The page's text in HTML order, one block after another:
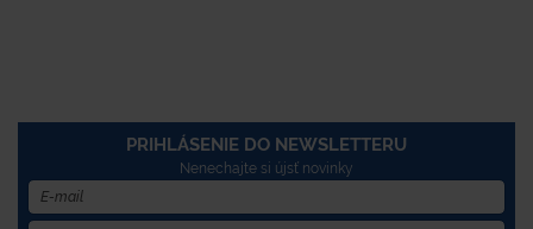
PRIHLÁSENIE DO NEWSLETTERU
Nenechajte si újsť novinky